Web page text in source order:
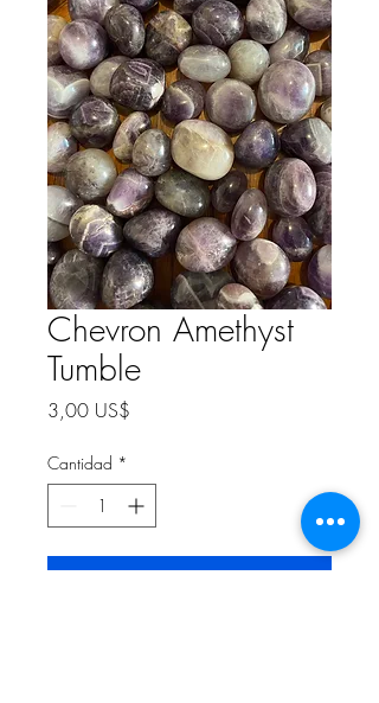
Chevron Amethyst
Tumble
3,00 US$
Cantidad *